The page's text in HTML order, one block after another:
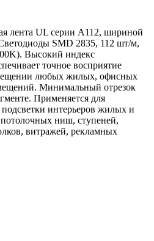
лента UL серии A112, шириной
SMD 2835, 112 шт/м,
Высокий индекс
точное восприятие
любых жилых, офисных
Минимальный отрезок
Применяется для
интерьеров жилых и
ниш, ступеней,
витражей, рекламных